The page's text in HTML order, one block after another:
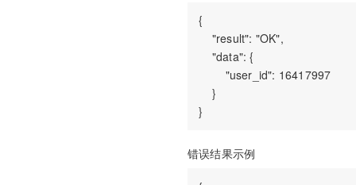
{
    "result": "OK",
    "data": {
        "user_id": 16417997
    }
错误结果示例